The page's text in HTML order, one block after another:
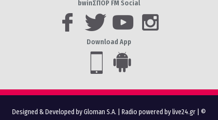
bwinΣΠΟΡ FM Social
Download App
Designed & Developed by Gloman S.A. Radio powered by live24.gr | ©